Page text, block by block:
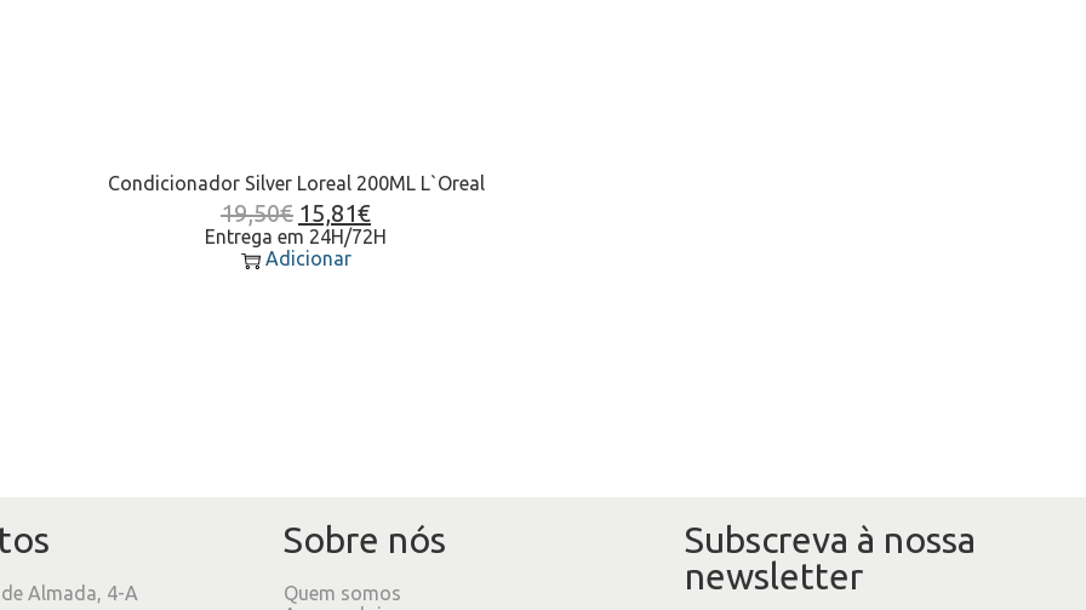
Condicionador Silver Loreal 200ML L`Oreal
19,50€ 15,81€
Entrega em 24H/72H
Adicionar
Almada, 4-A
Sobre nós
Quem somos
Subscreva à nossa
newsletter